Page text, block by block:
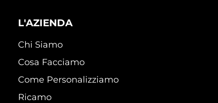
L'AZIENDA
Chi Siamo
Cosa Facciamo
Come Personalizziamo
Ricamo